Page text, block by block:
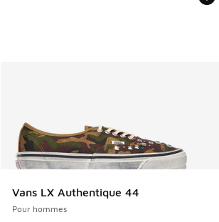
Vans LX Authentique 44
Pour hommes